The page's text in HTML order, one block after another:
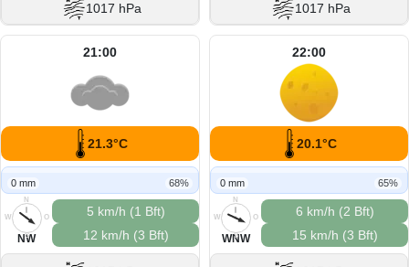
1017 hPa 1017 hPa
21:00
21.3°C
0 mm 68%
N
O
S
W
NW
5 km/h (1 Bft)
12 km/h (3 Bft)
22:00
20.1°C
0 mm 65%
N
O
S
W
WNW
6 km/h (2 Bft)
15 km/h (3 Bft)